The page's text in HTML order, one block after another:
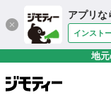
アプリな
インスト
地